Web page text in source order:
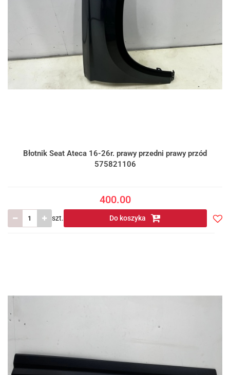
Błotnik Seat Ateca 16-26r. prawy przedni prawy przód
575821106
400.00
szt. Do koszyka